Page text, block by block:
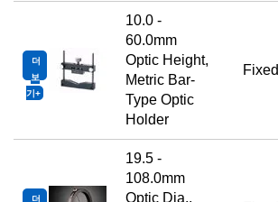
더
보
기
10.0 -
60.0mm
Optic Height,
Metric Bar-
Type Optic
Holder
Fixed
더
19.5 -
108.0mm
Optic Dia.,